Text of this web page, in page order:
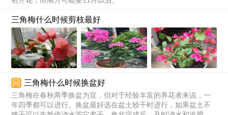
三角梅什么时候剪枝最好
问 三角梅什么时候换盆好
三角梅在春秋两季换盆为宜，但对于经验丰富的养花者来说，一
年四季都可以进行。换盆最好选在盆土较干时进行，如果盆土不